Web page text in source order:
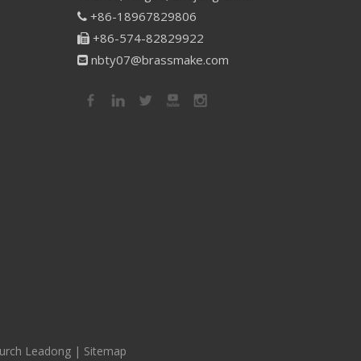
 +86-18967829806
 +86-574-82829922
 nbty07@brassmake.com
Leadong | Sitemap